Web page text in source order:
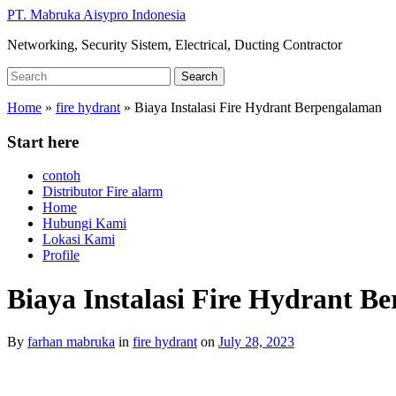
Skip
main
PT. Mabruka Aisypro Indonesia
Networking, Security Sistem, Electrical, Ducting Contractor
Search
for:
Search
Home » fire hydrant » Biaya Instalasi Fire Hydrant Berpengalaman
Start here
contoh
Distributor Fire alarm
Home
Hubungi Kami
Lokasi Kami
Profile
Biaya Instalasi Fire Hydrant
By farhan mabruka in fire hydrant on July 28, 2023